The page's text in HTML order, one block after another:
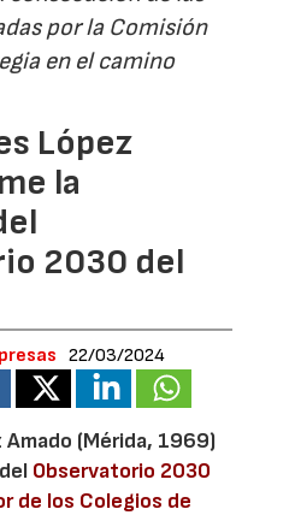
por la Comisión
en el camino
López
la
2030 del
22/03/2024
Amado (Mérida, 1969)
Observatorio 2030
de los Colegios de